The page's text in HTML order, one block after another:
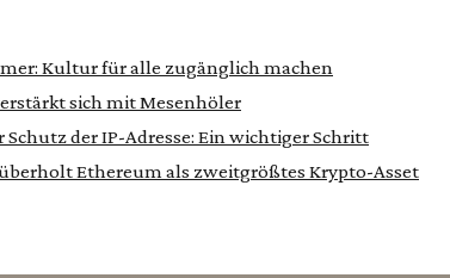
Kultur für alle zugänglich machen
sich mit Mesenhöler
der IP-Adresse: Ein wichtiger Schritt
überholt Ethereum als zweitgrößtes Krypto-Asset